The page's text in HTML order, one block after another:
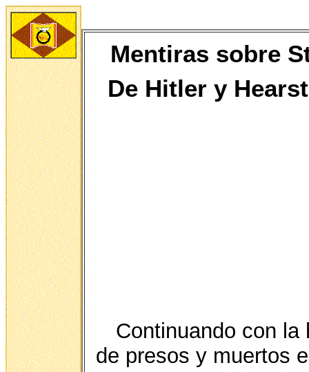
Mentiras sobre
De Hitler y
Continuando con
de presos y muertos